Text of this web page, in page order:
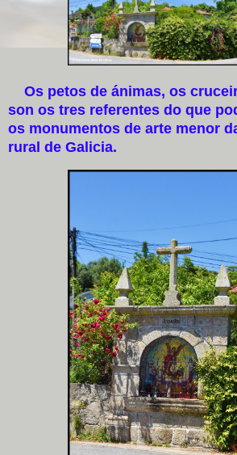
Os petos de ánimas, os
son os tres referentes do que
os monumentos de arte menor
rural de Galicia.